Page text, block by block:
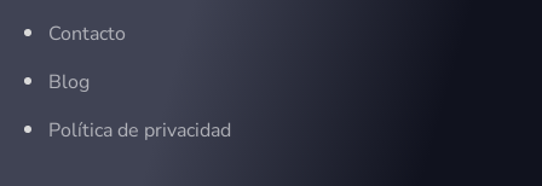
Contacto
Blog
Política de privacidad